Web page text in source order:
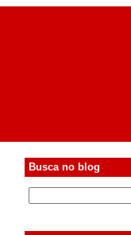
Busca no blog